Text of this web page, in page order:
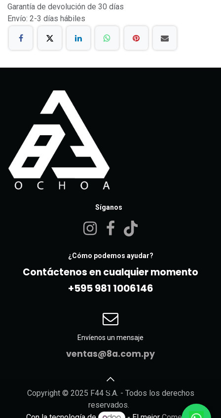
Garantía de devolución de 30 días
Envío: 2-3 días hábiles
Síganos
¿Cómo podemos ayudar?
Contáctenos en cualquier momento
+595 981 10061​46
Envíenos un mensaje
ventas@8a.com.py
Copyright © 2025 F44 S.A. - Todos los derechos
reservados.